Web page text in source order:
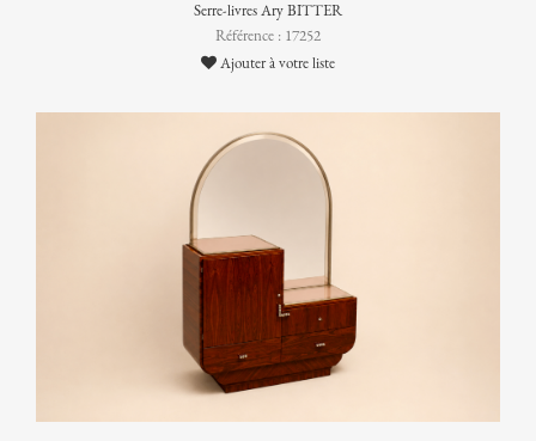
Serre-livres Ary BITTER
Référence : 17252
Ajouter à votre liste